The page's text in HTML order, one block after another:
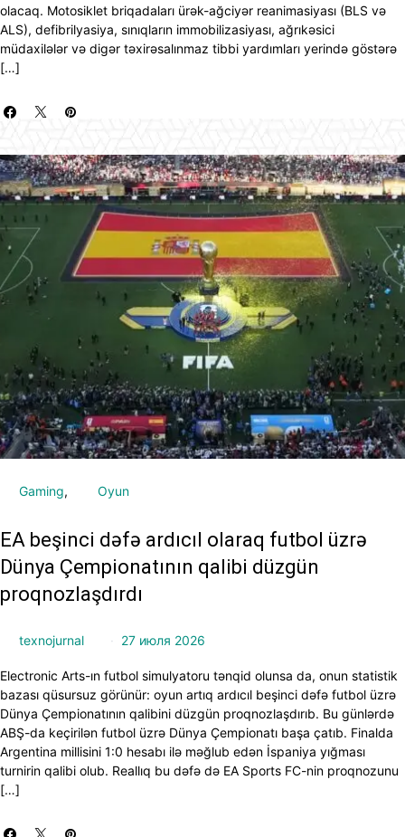
olacaq. Motosiklet briqadaları ürək-ağciyər reanimasiyası (BLS və
ALS), defibrilyasiya, sınıqların immobilizasiyası, ağrıkəsici
müdaxilələr və digər təxirəsalınmaz tibbi yardımları yerində göstərə
[…]
Gaming Oyun
EA beşinci dəfə ardıcıl olaraq futbol üzrə
Dünya Çempionatının qalibi düzgün
proqnozlaşdırdı
texnojurnal 27 июля 2026
Electronic Arts-ın futbol simulyatoru tənqid olunsa da, onun statistik
bazası qüsursuz görünür: oyun artıq ardıcıl beşinci dəfə futbol üzrə
Dünya Çempionatının qalibini düzgün proqnozlaşdırıb. Bu günlərdə
ABŞ-da keçirilən futbol üzrə Dünya Çempionatı başa çatıb. Finalda
Argentina millisini 1:0 hesabı ilə məğlub edən İspaniya yığması
turnirin qalibi olub. Reallıq bu dəfə də EA Sports FC-nin proqnozunu
[…]